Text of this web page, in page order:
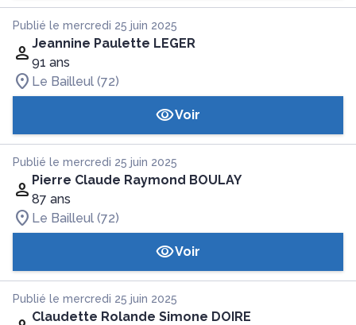
Publié le mercredi 25 juin 2025
Jeannine Paulette LEGER
91 ans
Le Bailleul (72)
Voir
Publié le mercredi 25 juin 2025
Pierre Claude Raymond BOULAY
87 ans
Le Bailleul (72)
Voir
Publié le mercredi 25 juin 2025
Claudette Rolande Simone DOIRE